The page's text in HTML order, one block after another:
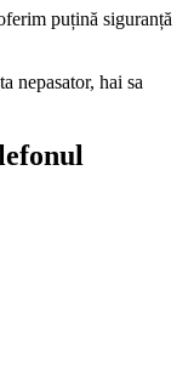
puțină siguranță
nepasator, hai sa